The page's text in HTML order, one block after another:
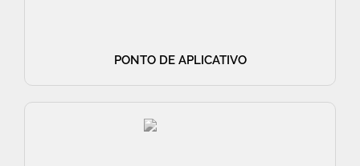
PONTO DE APLICATIVO